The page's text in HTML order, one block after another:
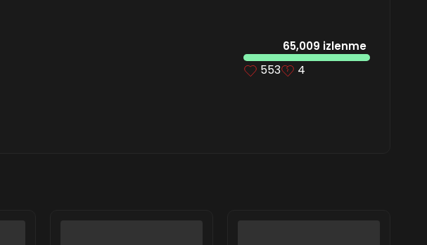
65,009 izlenme
553 4